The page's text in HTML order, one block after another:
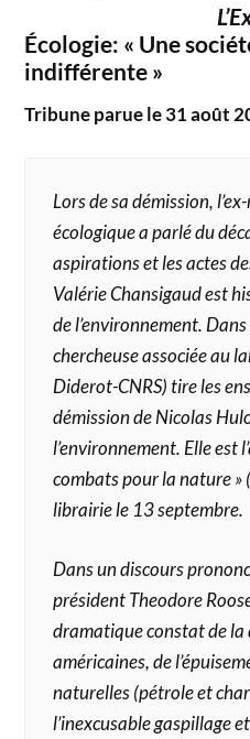
Écologie: « Une
indifférente »
Tribune parue le 31 août
Lors de sa démission,
écologique a parlé du
aspirations et les actes
Valérie Chansigaud est
de l’environnement.
chercheuse associée au
Diderot-CNRS) tire les
démission de Nicolas
l’environnement. Elle est
combats pour la nature »
librairie le 13 septembre.
Dans un discours
président Theodore
dramatique constat de
américaines, de
naturelles (pétrole et
l’inexcusable gaspillage